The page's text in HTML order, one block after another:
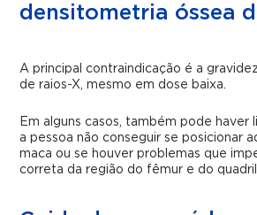
densitometria óssea
A principal contraindicação é a
de raios-X, mesmo em dose baixa.
Em alguns casos, também pode haver
a pessoa não conseguir se posicionar
maca ou se houver problemas que
correta da região do fêmur e do